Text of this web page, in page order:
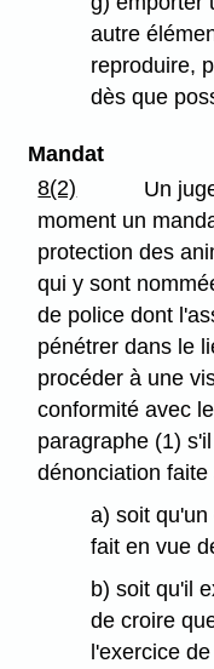
autre
reproduire,
dès que
Mandat
8(2)
Un
moment un
protection des
qui y sont
de police dont
pénétrer dans le
procéder à une
conformité avec
paragraphe (1)
dénonciation
a) soit
fait en vue
b) soit qu'il
de croire
l'exercice